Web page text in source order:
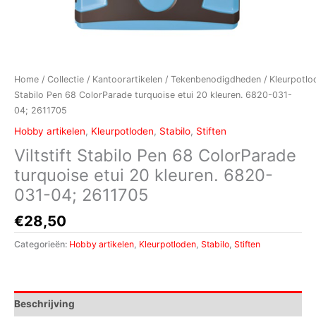
Home / Collectie / Kantoorartikelen / Tekenbenodigdheden /
Stabilo Pen 68 ColorParade turquoise etui 20 kleuren. 6820-031-
04; 2611705
Hobby artikelen, Kleurpotloden, Stabilo, Stiften
Viltstift Stabilo Pen 68 ColorParade
turquoise etui 20 kleuren. 6820-
031-04; 2611705
€28,50
Categorieën: Hobby artikelen, Kleurpotloden, Stabilo, Stiften
Beschrijving